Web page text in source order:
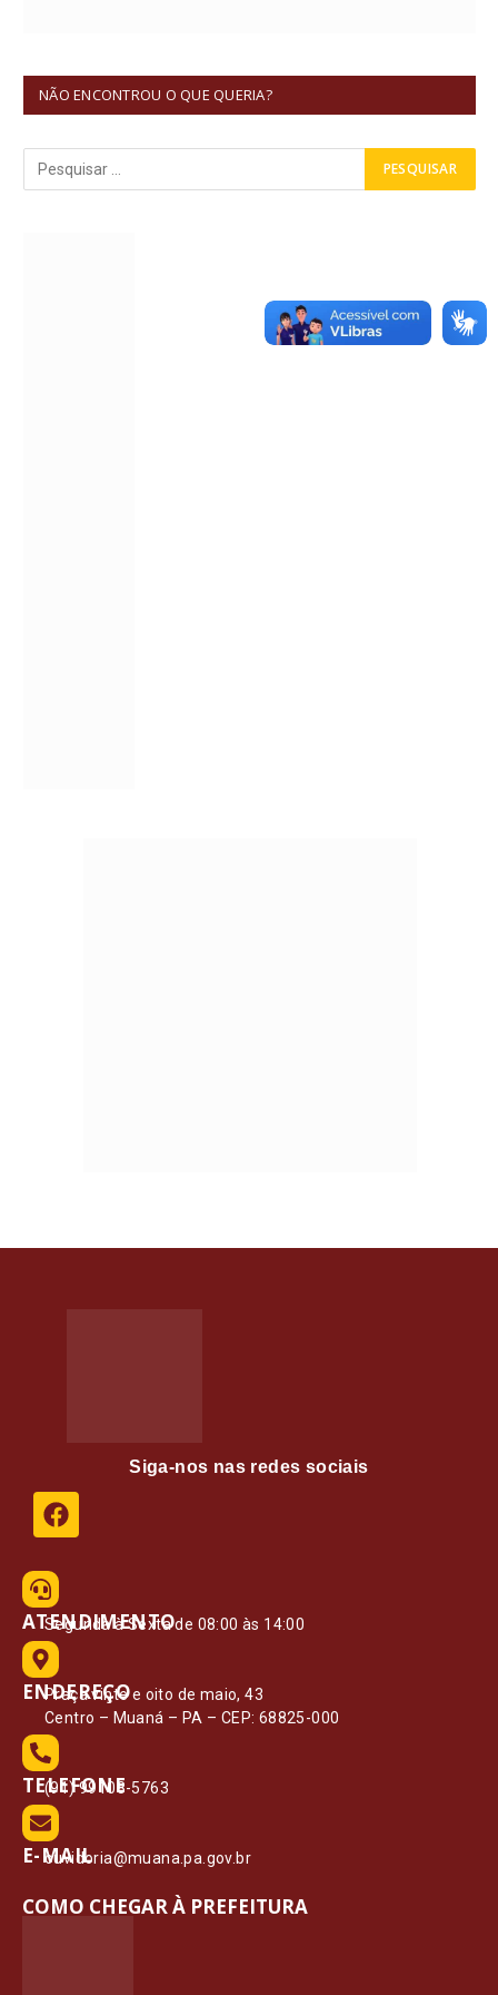
NÃO ENCONTROU O QUE QUERIA?
Siga-nos nas redes sociais
ATENDIMENTO
Segunda à Sexta de 08:00 às 14:00
ENDEREÇO
Praça vinte e oito de maio, 43
Centro – Muaná – PA – CEP: 68825-000
TELEFONE
(91) 99108-5763
E-MAIL
ouvidoria@muana.pa.gov.br
COMO CHEGAR À PREFEITURA